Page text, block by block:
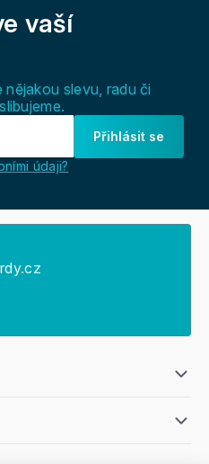
vaší
slevu, radu či
Přihlásit se
údaji?